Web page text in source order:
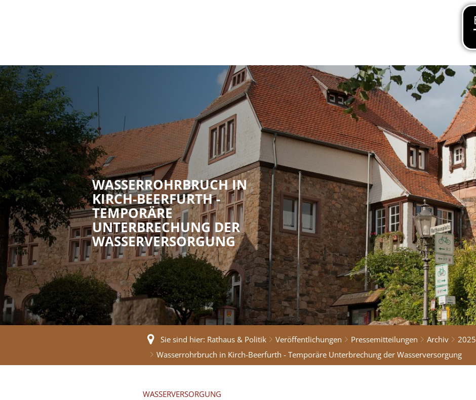
LEBEN IN REICHELSHEIM
WASSERROHRBRUCH IN
KIRCH-BEERFURTH -
TEMPORÄRE
UNTERBRECHUNG DER
WASSERVERSORGUNG
Sie sind hier: Rathaus & Politik Veröffentlichungen Pressemitteilungen Archiv
2025
Wasserrohrbruch in Kirch-Beerfurth - Temporäre Unterbrechung der Wasserversorgung
WASSERVERSORGUNG